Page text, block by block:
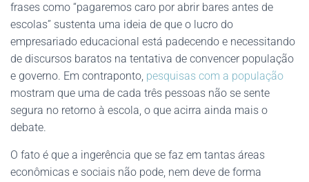
frases como “pagaremos caro por abrir bares antes de
escolas” sustenta uma ideia de que o lucro do
empresariado educacional está padecendo e necessitando
de discursos baratos na tentativa de convencer população
e governo. Em contraponto, pesquisas com a população
mostram que uma de cada três pessoas não se sente
segura no retorno à escola, o que acirra ainda mais o
debate.
O fato é que a ingerência que se faz em tantas áreas
econômicas e sociais não pode, nem deve de forma